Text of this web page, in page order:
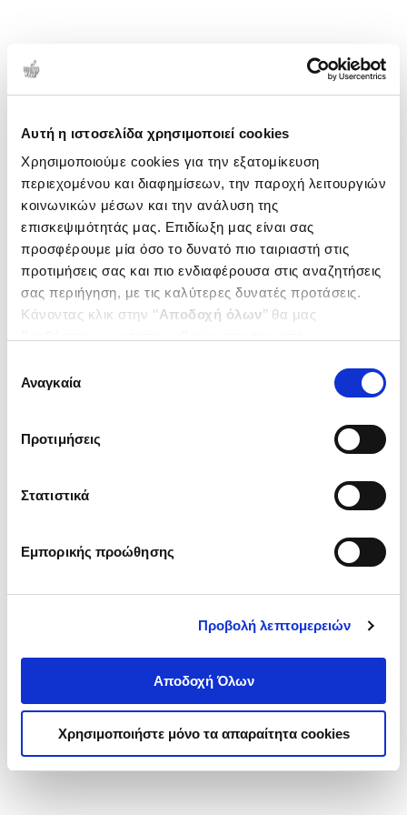
Αυτή η ιστοσελίδα χρησιμοποιεί cookies
Χρησιμοποιούμε cookies για την εξατομίκευση
περιεχομένου και διαφημίσεων, την παροχή λειτουργιών
κοινωνικών μέσων και την ανάλυση της
επισκεψιμότητάς μας. Επιδίωξη μας είναι σας
προσφέρουμε μία όσο το δυνατό πιο ταιριαστή στις
προτιμήσεις σας και πιο ενδιαφέρουσα στις αναζητήσεις
σας περιήγηση, με τις καλύτερες δυνατές προτάσεις.
Κάνοντας κλικ στην ‘’Αποδοχή όλων’’ θα μας
ενδιαφέρουν και να επιλέξετε από τα παρακάτω με την
΄΄και να ενημερωθείτε σχετικά με
συγκατάθεσης
Αναγκαία
Προτιμήσεις
Στατιστικά
Εμπορικής προώθησης
Προβολή λεπτομερειών
Αποδοχή Όλων
Χρησιμοποιήστε μόνο τα απαραίτητα cookies